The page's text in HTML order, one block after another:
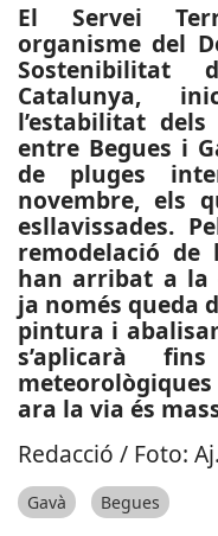
El Servei
organisme del
Catalunya,
l’estabilitat
entre Begues i
de pluges
novembre, els
esllavissades.
remodelació de
han arribat a la
ja només queda
pintura i
s’aplicarà
ara la via és
Redacció / Foto:
Gavà Begues